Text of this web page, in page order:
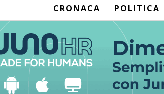
CRONACA POLITICA